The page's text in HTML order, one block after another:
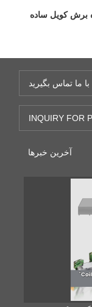
برش کویل ساده
با ما تماس بگیرید
INQUIRY FOR
آخرین خبرها